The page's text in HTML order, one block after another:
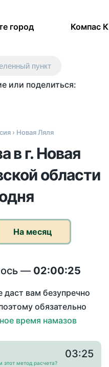
город Компас
пункт
или поделиться:
› Новая Ляля
в г. Новая
области
На месяц
— 02:00:25
даст вам безупречно
обязательно
время намазов
метод расчета?
03:25